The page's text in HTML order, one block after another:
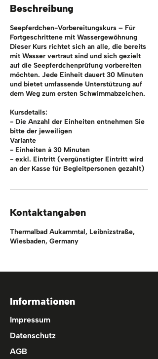
Beschreibung
Seepferdchen-Vorbereitungskurs – Für
Fortgeschrittene mit Wassergewöhnung
Dieser Kurs richtet sich an alle, die bereits
mit Wasser vertraut sind und sich gezielt
auf die Seepferdchenprüfung vorbereiten
möchten. Jede Einheit dauert 30 Minuten
und bietet umfassende Unterstützung auf
dem Weg zum ersten Schwimmabzeichen.
Kursdetails:
- Die Anzahl der Einheiten entnehmen Sie
bitte der jeweiligen
Variante
- Einheiten à 30 Minuten
- exkl. Eintritt (vergünstigter Eintritt wird
an der Kasse für Begleitpersonen gezahlt)
Kontaktangaben
Thermalbad Aukammtal, Leibnizstraße,
Wiesbaden, Germany
Informationen
Impressum
Datenschutz
AGB